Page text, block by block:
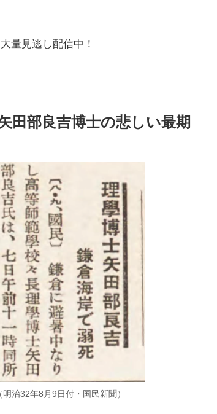
量見逃し配信中！
田部良吉博士の悲しい最期
治32年8月9日付・国民新聞）